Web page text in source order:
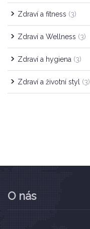
Zdraví a fitness (3)
Zdraví a Wellness (3)
Zdraví a hygiena (3)
Zdraví a životní styl (3)
O nás